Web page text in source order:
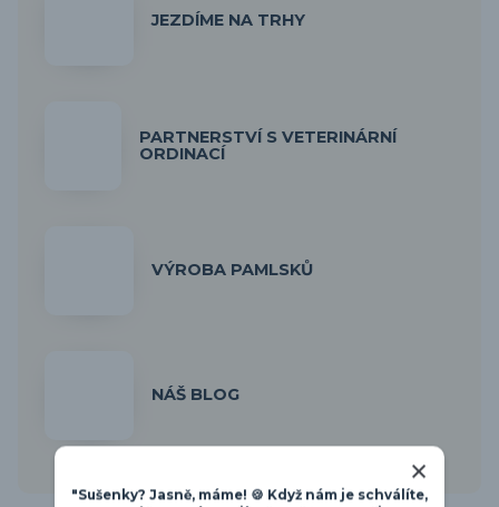
JEZDÍME NA TRHY
PARTNERSTVÍ S VETERINÁRNÍ
ORDINACÍ
VÝROBA PAMLSKŮ
NÁŠ BLOG
"Sušenky? Jasně, máme! 🍪 Když nám je schválíte,